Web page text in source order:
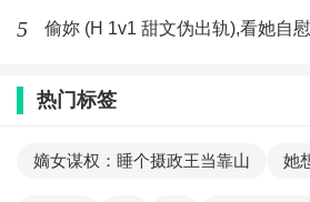
5 偷妳 (H 1v1 甜文伪出轨),看她自
热门标签
嫡女谋权：睡个摄政王当靠山 她